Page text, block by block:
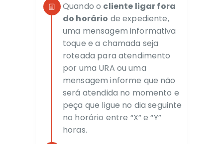
Quando o cliente ligar fora
do horário de expediente,
uma mensagem informativa
toque e a chamada seja
roteada para atendimento
por uma URA ou uma
mensagem informe que não
será atendida no momento e
peça que ligue no dia seguinte
no horário entre “X” e “Y”
horas.